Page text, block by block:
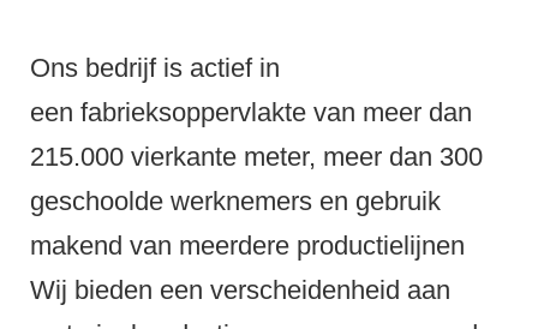
Ons bedrijf is actief in
een fabrieksoppervlakte van meer dan
215.000 vierkante meter, meer dan 300
geschoolde werknemers en gebruik
makend van meerdere productielijnen
Wij bieden een verscheidenheid aan